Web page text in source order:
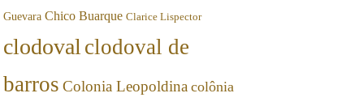
Guevara Chico Buarque Clarice Lispector
clodovalclodoval de
barros Colonia Leopoldina colônia